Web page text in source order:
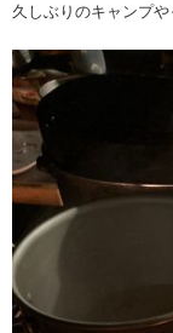
久しぶりのキャンプ